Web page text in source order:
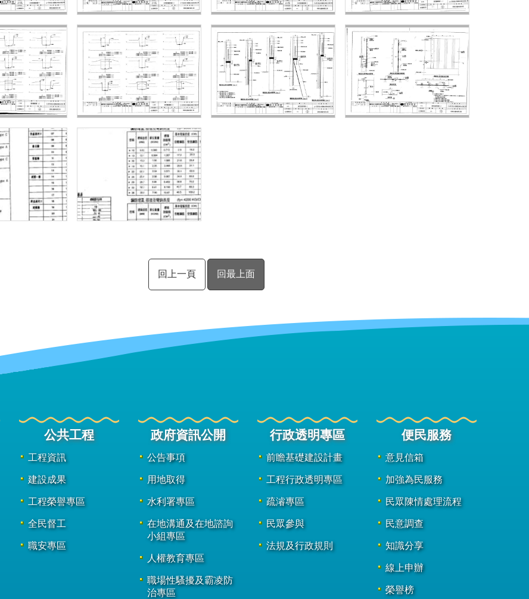
回上一頁 回最上面
公共工程
工程資訊
建設成果
工程榮譽專區
全民督工
職安專區
政府資訊公開
公告事項
用地取得
水利署專區
在地溝通及在地諮詢
小組專區
人權教育專區
職場性騷擾及霸凌防
治專區
行政透明專區
前瞻基礎建設計畫
工程行政透明專區
疏濬專區
民眾參與
法規及行政規則
便民服務
意見信箱
加強為民服務
民眾陳情處理流程
民意調查
知識分享
線上申辦
榮譽榜